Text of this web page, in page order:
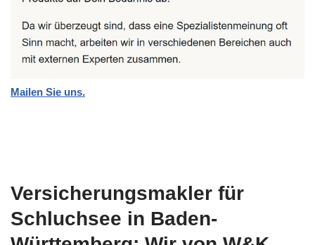
Mailen Sie uns.
Versicherungsmakler für
Schluchsee in Baden-